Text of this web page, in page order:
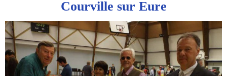
Courville sur Eure